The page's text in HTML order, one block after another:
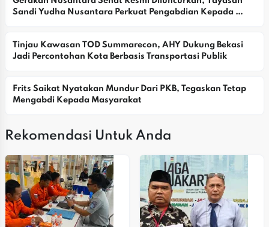
Sandi Yudha Nusantara Perkuat Pengabdian Kepada
Tinjau Kawasan TOD Summarecon, AHY Dukung Bekasi
Jadi Percontohan Kota Berbasis Transportasi Publik
Frits Saikat Nyatakan Mundur Dari PKB, Tegaskan Tetap
Mengabdi Kepada Masyarakat
Rekomendasi Untuk Anda